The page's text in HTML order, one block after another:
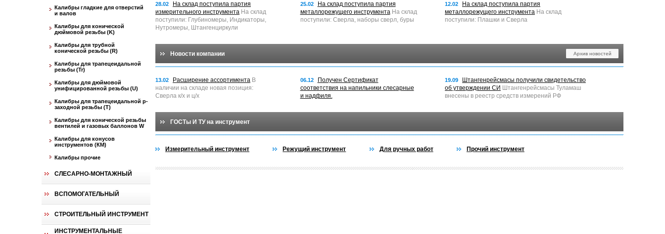
Калибры гладкие для отверстий
и валов
Калибры для конической
дюймовой резьбы (K)
Калибры для трубной
конической резьбы (R)
Калибры для трапецеидальной
резьбы (Tr)
Калибры для дюймовой
унифицированной резьбы (U)
Калибры для трапецеидальной p-
заходной резьбы (T)
Калибры для конической резьбы
вентилей и газовых баллонов W
Калибры для конусов
инструментов (КМ)
Калибры прочие
СЛЕСАРНО-МОНТАЖНЫЙ
ВСПОМОГАТЕЛЬНЫЙ
СТРОИТЕЛЬНЫЙ ИНСТРУМЕНТ
ИНСТРУМЕНТАЛЬНЫЕ
28.02
На склад поступила партия
измерительного инструмента На склад
поступили: Глубиномеры, Индикаторы,
Нутромеры, Штангенциркули
25.02
На склад поступила партия
металлорежущего инструментаНа склад
поступили: Сверла, наборы сверл, буры
12.02
На склад поступила партия
металлорежущего инструмента На склад
поступили: Плашки и Сверла
Новости компании Архив новостей
13.02 Расширение ассортимента В
наличии на складе новая позиция:
Сверла к/х и ц/х
06.12
Получен Сертификат
соответствия на напильники слесарные
и надфиля.
19.09
Штангенрейсмасы получили свидетельство
об утверждении СИ Штангенрейсмасы Туламаш
внесены в реестр средств измерений РФ
ГОСТы И ТУ на инструмент
Измерительный инструмент Режущий инструмент Для ручных работ Прочий инструмент